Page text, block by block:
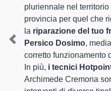
pluriennale nel
provincia per quel che
la riparazione del tuo
Persico Dosimo,
corretto funzionamento
In più, i tecnici
Archimede Cremona
Previous